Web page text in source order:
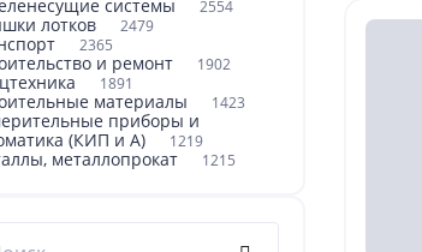
системы 2554
лотков 2479
2365
и ремонт 1902
1891
материалы 1423
приборы и
(КИП и А)
1219
металлопрокат 1215